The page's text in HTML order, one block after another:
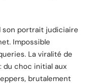
son portrait judiciaire
Impossible
La viralité de
du choc initial aux
brutalement